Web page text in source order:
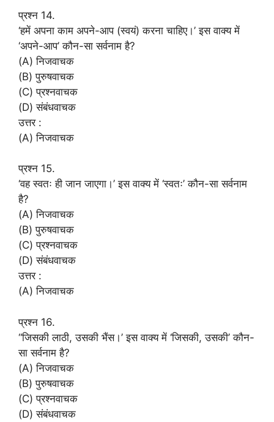
प्रश्न 14.
‘हमें अपना काम अपने-आप (स्वयं) करना चाहिए।’ इस वाक्य में
‘अपने-आप’ कौन-सा सर्वनाम है?
(A) निजवाचक
(B) पुरुषवाचक
(C) प्रश्नवाचक
(D) संबंधवाचक
उत्तर :
(A) निजवाचक
प्रश्न 15.
‘वह स्वतः ही जान जाएगा।’ इस वाक्य में ‘स्वतः’ कौन-सा सर्वनाम
है?
(A) निजवाचक
(B) पुरुषवाचक
(C) प्रश्नवाचक
(D) संबंधवाचक
उत्तर :
(A) निजवाचक
प्रश्न 16.
“जिसकी लाठी, उसकी भैंस।’ इस वाक्य में ‘जिसकी, उसकी’ कौन-
सा सर्वनाम है?
(A) निजवाचक
(B) पुरुषवाचक
(C) प्रश्नवाचक
(D) संबंधवाचक